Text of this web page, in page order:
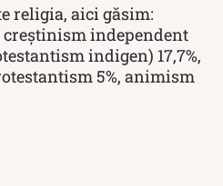
religia, aici găsim:
creștinism independent
indigen) 17,7%,
5%, animism